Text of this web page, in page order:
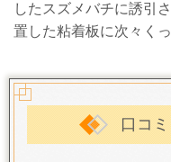
したスズメバチに誘引
置した粘着板に次々く
口コ